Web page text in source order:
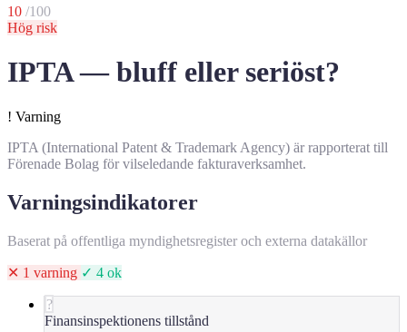
10 /100
Hög risk
IPTA — bluff eller seriöst?
! Varning
IPTA (International Patent & Trademark Agency) är rapporterat till
Förenade Bolag för vilseledande fakturaverksamhet.
Varningsindikatorer
Baserat på offentliga myndighetsregister och externa datakällor
✕ 1 varning ✓ 4 ok
?
Finansinspektionens tillstånd